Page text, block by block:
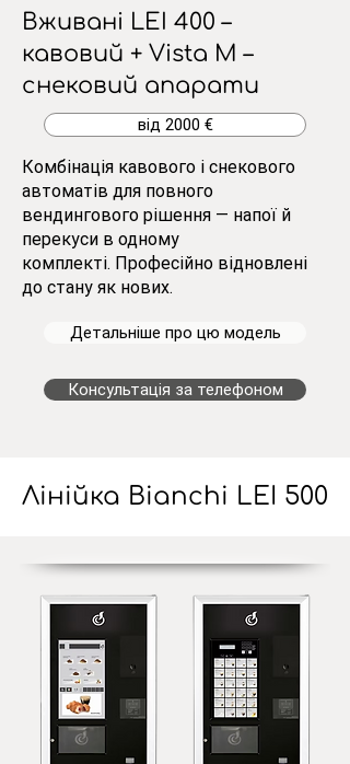
Вживані LEI 400 –
кавовий + Vista M –
снековий апарати
від 2000 €
Комбінація кавового і снекового
автоматів для повного
вендингового рішення — напої й
перекуси в одному
комплекті. Професійно відновлені
до стану як нових.
Детальніше про цю модель
Консультація за телефоном
Лінійка Bianchi LEI 500